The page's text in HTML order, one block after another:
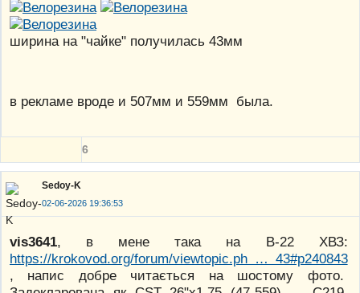
ширина на "чайке" получилась 43мм
в рекламе вроде и 507мм и 559мм была.
6
Sedoy-K
02-06-2026 19:36:53
vis3641, в мене така на В-22 ХВЗ:
https://krokovod.org/forum/viewtopic.ph … 43#p240843
, напис добре читається на шостому фото.